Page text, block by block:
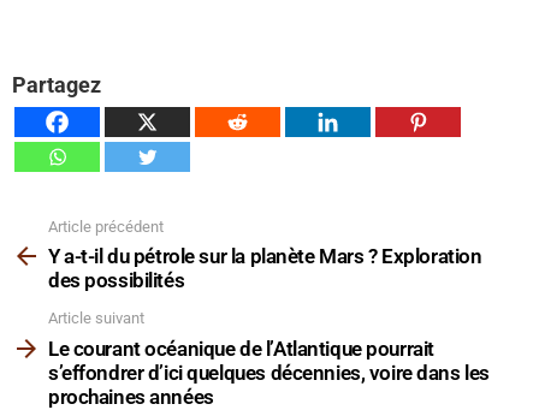
Partagez
plus
Article précédent
Y a-t-il du pétrole sur la planète Mars ? Exploration
des possibilités
Article suivant
Le courant océanique de l’Atlantique pourrait
s’effondrer d’ici quelques décennies, voire dans les
prochaines années